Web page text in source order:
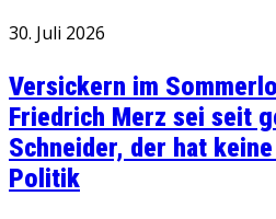
30. Juli 2026
Versickern im
Friedrich Merz sei seit
Schneider, der hat
Politik